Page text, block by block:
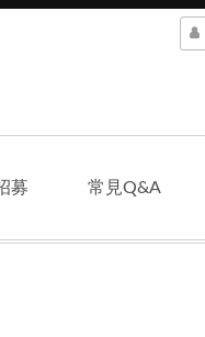
募 常見Q&A